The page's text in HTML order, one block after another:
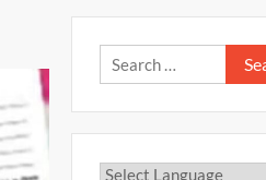
Search
for: